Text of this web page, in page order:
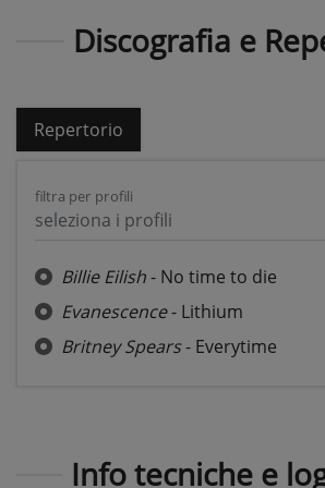
Discografia e
Repertorio
filtra per profili
seleziona i profili
Billie Eilish- No time to die
Evanescence- Lithium
Britney Spears- Everytime
Info tecniche e